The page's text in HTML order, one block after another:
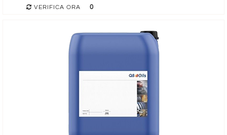
VERIFICA ORA 0